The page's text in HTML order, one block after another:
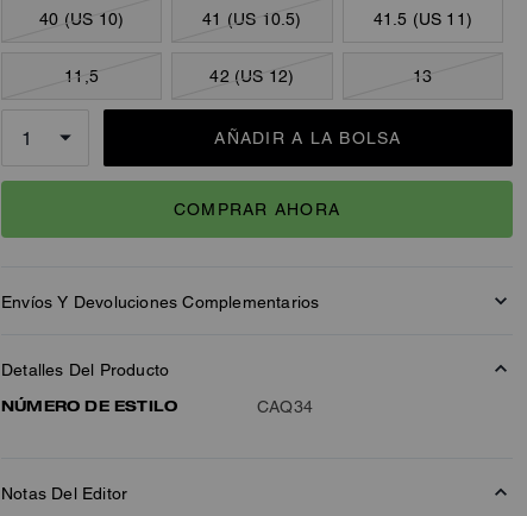
40 (US 10) 41 (US 10.5) 41.5 (US 11)
11,5 42 (US 12) 13
AÑADIR A LA BOLSA
COMPRAR AHORA
Envíos Y Devoluciones Complementarios
Detalles Del Producto
NÚMERO DE ESTILO
CAQ34
Notas Del Editor